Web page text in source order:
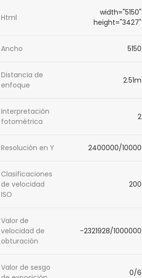
Html
width="5150"
height="3427"
Ancho 5150
Distancia de
enfoque
2.51m
Interpretación
fotométrica
2
Resolución en Y 2400000/10000
Clasificaciones
de velocidad
ISO
200
Valor de
velocidad de
obturación
-2321928/1000000
Valor de sesgo
0/6